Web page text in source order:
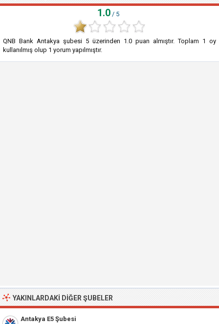
1.0 / 5
QNB Bank Antakya şubesi 5 üzerinden 1.0 puan almıştır. Toplam 1 oy
kullanılmış olup 1 yorum yapılmıştır.
YAKINLARDAKI DIĞER ŞUBELER
Antakya E5 Şubesi